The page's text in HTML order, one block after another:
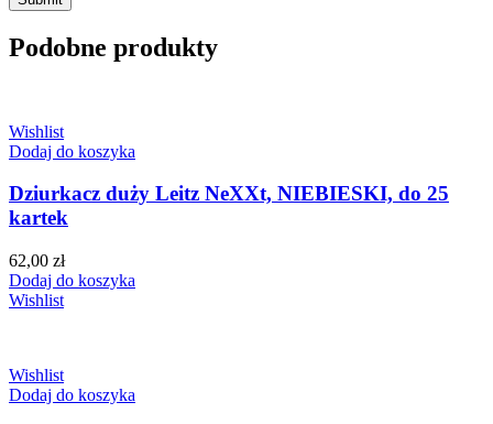
Podobne produkty
Wishlist
Dodaj do koszyka
Dziurkacz duży Leitz NeXXt, NIEBIESKI, do 25
kartek
62,00 zł
Dodaj do koszyka
Wishlist
Wishlist
Dodaj do koszyka